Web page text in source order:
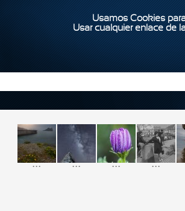
Usamos Cookies
Usar cualquier enlace de
... ... ... ...